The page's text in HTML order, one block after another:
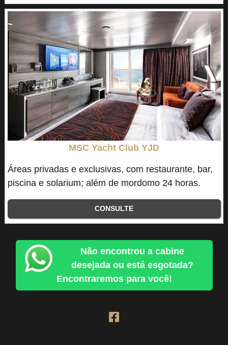
MSC Yacht Club YJD
Áreas privadas e exclusivas, com restaurante, bar,
piscina e solarium; além de mordomo 24 horas.
CONSULTE
Não encontrou a cabine
desejada ou está esgotada?
Encontraremos para você!